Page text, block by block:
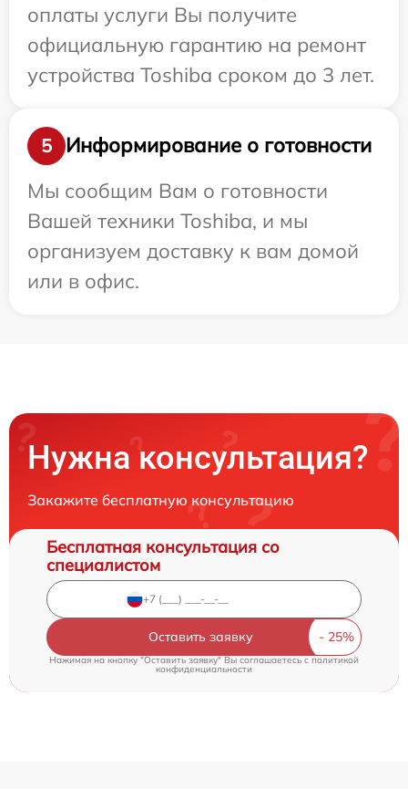
оплаты услуги Вы получите
официальную гарантию на ремонт
устройства Toshiba сроком до 3 лет.
5
Информирование о готовности
Мы сообщим Вам о готовности
Вашей техники Toshiba, и мы
организуем доставку к вам домой
или в офис.
Нужна консультация?
Закажите бесплатную консультацию
Бесплатная консультация со
специалистом
Оставить заявку
Нажимая на кнопку "Оставить заявку" Вы соглашаетесь cполитикой
конфиденциальности